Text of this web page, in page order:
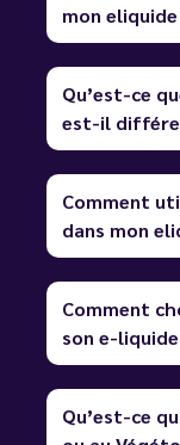
mon eliquide
Qu’est-ce
est-il
Comment
dans mon
Comment
son e-liquide
Qu’est-ce